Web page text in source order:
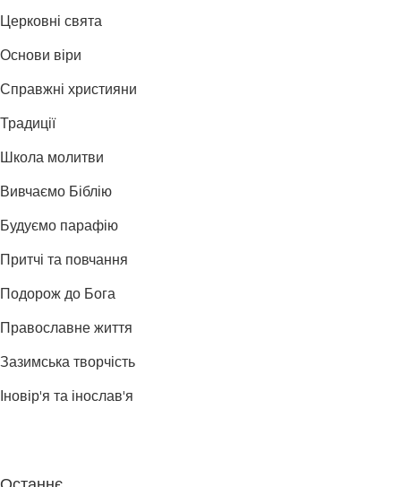
Церковні свята
Основи віри
Справжні християни
Традиції
Школа молитви
Вивчаємо Біблію
Будуємо парафію
Притчі та повчання
Подорож до Бога
Православне життя
Зазимська творчість
Іновір'я та інослав'я